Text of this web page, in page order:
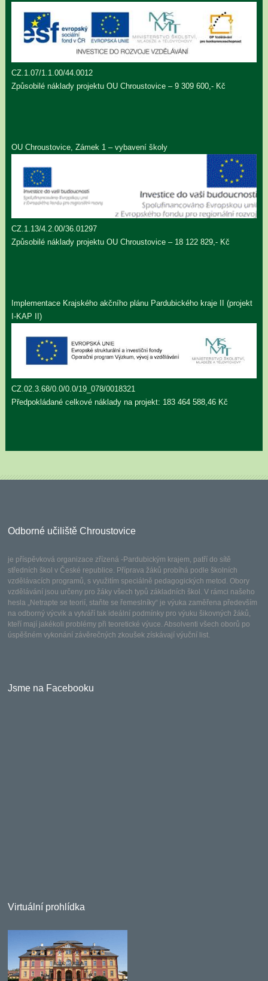
CZ.1.07/1.1.00/44.0012
Způsobilé náklady projektu OU Chroustovice – 9 309 600,- Kč
OU Chroustovice, Zámek 1 – vybavení školy
CZ.1.13/4.2.00/36.01297
Způsobilé náklady projektu OU Chroustovice – 18 122 829,- Kč
Implementace Krajského akčního plánu Pardubického kraje II (projekt
I-KAP II)
CZ.02.3.68/0.0/0.0/19_078/0018321
Předpokládané celkové náklady na projekt: 183 464 588,46 Kč
Odborné učiliště Chroustovice
je příspěvková organizace zřízená -Pardubickým krajem, patří do sítě
středních škol v České republice. Příprava žáků probíhá podle školních
vzdělávacích programů, s využitím speciálně pedagogických metod. Obory
vzdělávání jsou určeny pro žáky všech typů základních škol. V rámci našeho
hesla „Netrapte se teorií, staňte se řemeslníky“ je výuka zaměřena především
na odborný výcvik a vytváří tak ideální podmínky pro výuku šikovných žáků,
kteří mají jakékoli problémy při teoretické výuce. Absolventi všech oborů po
úspěšném vykonání závěrečných zkoušek získávají výuční list.
Jsme na Facebooku
Virtuální prohlídka